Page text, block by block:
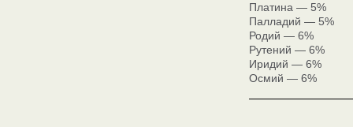
Платина — 5%
Палладий — 5%
Родий — 6%
Рутений — 6%
Иридий — 6%
Осмий — 6%